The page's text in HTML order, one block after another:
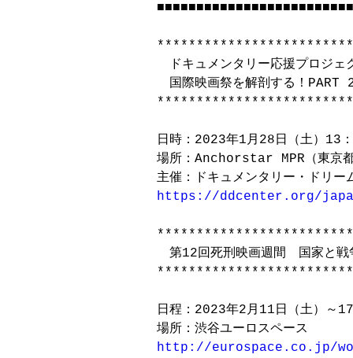
ドキュメンタリー応援プロジェ
国際映画祭を解剖する！PART
日時：2023年1月28日（土）13
場所：Anchorstar MPR（東京
https://ddcenter.org/
第12回死刑映画週間　国家と戦
日程：2023年2月11日（土）～
http://eurospace.co.jp/